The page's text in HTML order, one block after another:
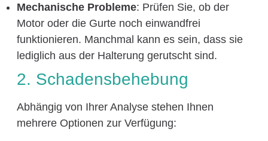
Mechanische Probleme: Prüfen Sie, ob der
Motor oder die Gurte noch einwandfrei
funktionieren. Manchmal kann es sein, dass sie
lediglich aus der Halterung gerutscht sind.
2. Schadensbehebung
Abhängig von Ihrer Analyse stehen Ihnen
mehrere Optionen zur Verfügung: